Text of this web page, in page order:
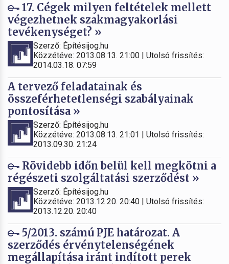
17. Cégek milyen feltételek mellett
végezhetnek szakmagyakorlási
tevékenységet? »
Szerző: Építésijog.hu
Közzétéve: 2013.08.13. 21:00 | Utolsó frissítés:
2014.03.18. 07:59
A tervező feladatainak és
összeférhetetlenségi szabályainak
pontosítása »
Szerző: Építésijog.hu
Közzétéve: 2013.08.13. 21:01 | Utolsó frissítés:
2013.09.30. 21:24
Rövidebb időn belül kell megkötni a
régészeti szolgáltatási szerződést »
Szerző: Építésijog.hu
Közzétéve: 2013.12.20. 20:40 | Utolsó frissítés:
2013.12.20. 20:40
5/2013. számú PJE határozat. A
szerződés érvénytelenségének
megállapítása iránt indított perek